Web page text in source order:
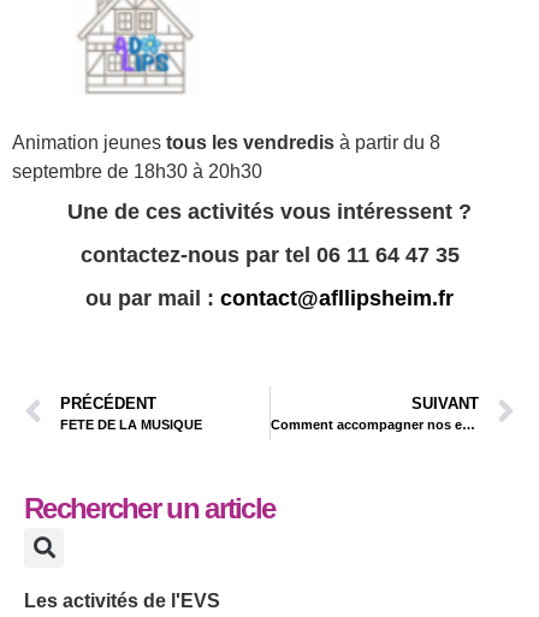
Animation jeunes tous les vendredis à partir du 8
septembre de 18h30 à 20h30
Une de ces activités vous intéressent ?
contactez-nous par tel 06 11 64 47 35
ou par mail : contact@afllipsheim.fr
PRÉCÉDENT
FETE DE LA MUSIQUE
SUIVANT
Comment accompagner nos enfants de 8 à 12 ans vers l’autonomie ?
Rechercher un article
Les activités de l'EVS